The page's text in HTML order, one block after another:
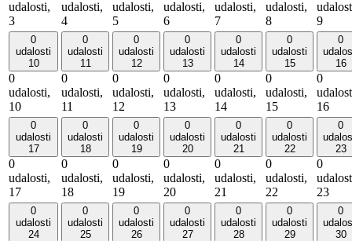
udalosti,
3
udalosti,
4
udalosti,
5
udalosti,
6
udalosti,
7
udalosti,
8
9
0
udalosti
10
0
udalosti,
10
0
udalosti
11
0
udalosti,
11
0
udalosti
12
0
udalosti,
12
0
udalosti
13
0
udalosti,
13
0
udalosti
14
0
udalosti,
14
0
udalosti
15
0
udalosti,
15
0
16
0
16
0
udalosti
17
0
udalosti,
17
0
udalosti
18
0
udalosti,
18
0
udalosti
19
0
udalosti,
19
0
udalosti
20
0
udalosti,
20
0
udalosti
21
0
udalosti,
21
0
udalosti
22
0
udalosti,
22
0
23
0
23
0
udalosti
24
0
udalosti
25
0
udalosti
26
0
udalosti
27
0
udalosti
28
0
udalosti
29
0
30